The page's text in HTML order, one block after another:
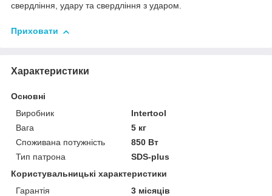
свердління, удару та свердління з ударом.
Приховати
Характеристики
Основні
Виробник
Intertool
Вага
5 кг
Споживана потужність
850 Вт
Тип патрона
SDS-plus
Користувальницькі характеристики
Гарантія
3 місяців